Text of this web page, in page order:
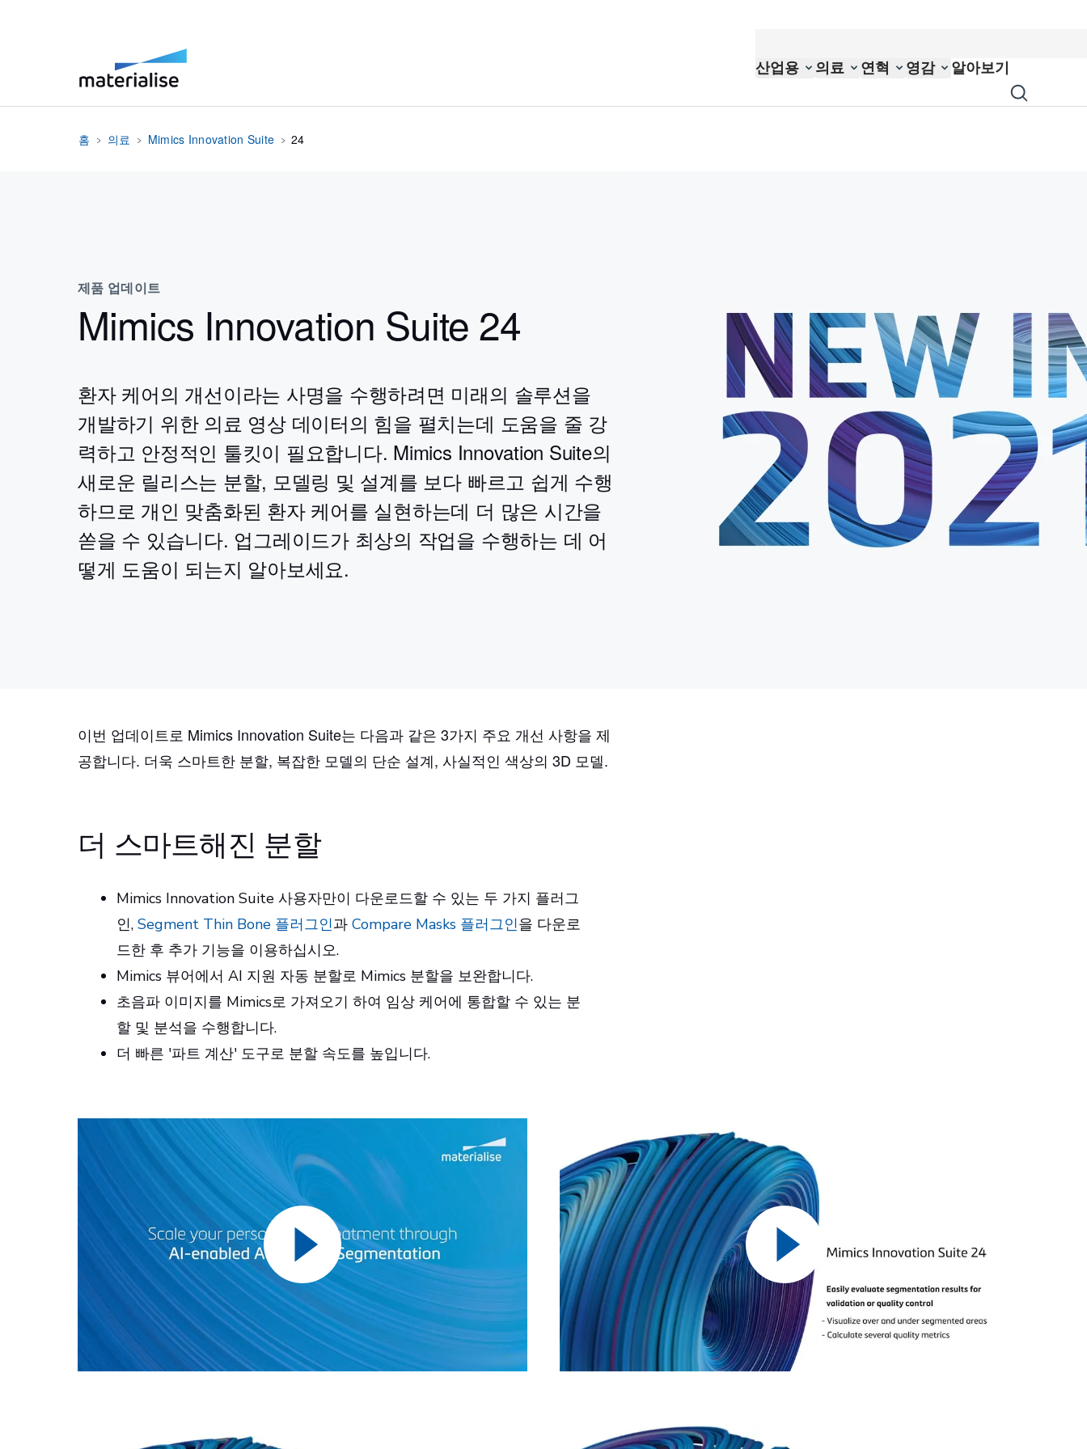
산업용 의료 연혁 영감 알아보기
홈 의료 Mimics Innovation Suite 24
제품 업데이트
Mimics Innovation Suite 24
환자 케어의 개선이라는 사명을 수행하려면 미래의 솔루션을
개발하기 위한 의료 영상 데이터의 힘을 펼치는데 도움을 줄 강
력하고 안정적인 툴킷이 필요합니다. Mimics Innovation Suite의
새로운 릴리스는 분할, 모델링 및 설계를 보다 빠르고 쉽게 수행
하므로 개인 맞춤화된 환자 케어를 실현하는데 더 많은 시간을
쏟을 수 있습니다. 업그레이드가 최상의 작업을 수행하는 데 어
떻게 도움이 되는지 알아보세요.
이번 업데이트로 Mimics Innovation Suite는 다음과 같은 3가지 주요 개선 사항을 제
공합니다. 더욱 스마트한 분할, 복잡한 모델의 단순 설계, 사실적인 색상의 3D 모델.
더 스마트해진 분할
Mimics Innovation Suite 사용자만이 다운로드할 수 있는 두 가지 플러그
인, Segment Thin Bone 플러그인과 Compare Masks 플러그인을 다운로
드한 후 추가 기능을 이용하십시오.
Mimics 뷰어에서 AI 지원 자동 분할로 Mimics 분할을 보완합니다.
초음파 이미지를 Mimics로 가져오기 하여 임상 케어에 통합할 수 있는 분
할 및 분석을 수행합니다.
더 빠른 '파트 계산' 도구로 분할 속도를 높입니다.